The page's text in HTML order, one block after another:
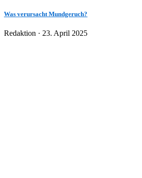
Was verursacht Mundgeruch?
Redaktion · Veröffentlicht
23. April 2025